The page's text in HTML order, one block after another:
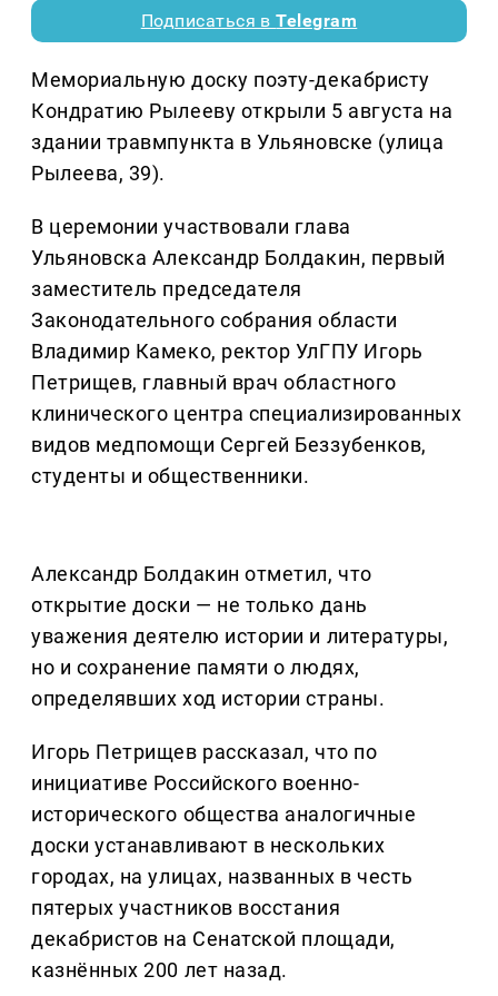
Подписаться вTelegram
Мемориальную доску поэту-декабристу
Кондратию Рылееву открыли 5 августа на
здании травмпункта в Ульяновске (улица
Рылеева, 39).
В церемонии участвовали глава
Ульяновска Александр Болдакин, первый
заместитель председателя
Законодательного собрания области
Владимир Камеко, ректор УлГПУ Игорь
Петрищев, главный врач областного
клинического центра специализированных
видов медпомощи Сергей Беззубенков,
студенты и общественники.
Александр Болдакин отметил, что
открытие доски — не только дань
уважения деятелю истории и литературы,
но и сохранение памяти о людях,
определявших ход истории страны.
Игорь Петрищев рассказал, что по
инициативе Российского военно-
исторического общества аналогичные
доски устанавливают в нескольких
городах, на улицах, названных в честь
пятерых участников восстания
декабристов на Сенатской площади,
казнённых 200 лет назад.